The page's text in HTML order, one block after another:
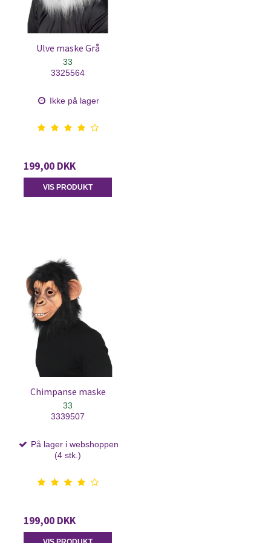
Ulve maske Grå
33
3325564
Ikke på lager
199,00 DKK
VIS PRODUKT
Chimpanse maske
33
3339507
På lager i webshoppen
(4 stk.)
199,00 DKK